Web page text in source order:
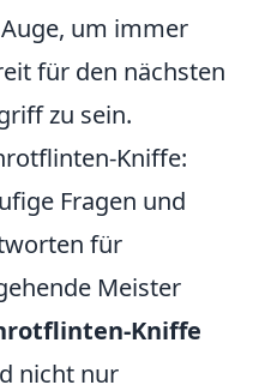
um immer
für den nächsten
zu sein.
Kniffe:
Fragen und
für
Meister
Kniffe
nicht nur